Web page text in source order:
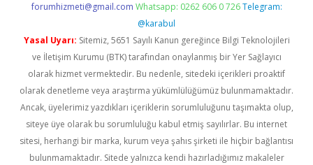
forumhizmeti@gmail.com Whatsapp: 0262 606 0 726 Telegram:
@karabul
Yasal Uyarı: Sitemiz, 5651 Sayılı Kanun gereğince Bilgi Teknolojileri
ve İletişim Kurumu (BTK) tarafından onaylanmış bir Yer Sağlayıcı
olarak hizmet vermektedir. Bu nedenle, sitedeki içerikleri proaktif
olarak denetleme veya araştırma yükümlülüğümüz bulunmamaktadır.
Ancak, üyelerimiz yazdıkları içeriklerin sorumluluğunu taşımakta olup,
siteye üye olarak bu sorumluluğu kabul etmiş sayılırlar. Bu internet
sitesi, herhangi bir marka, kurum veya şahıs şirketi ile hiçbir bağlantısı
bulunmamaktadır. Sitede yalnızca kendi hazırladığımız makaleler